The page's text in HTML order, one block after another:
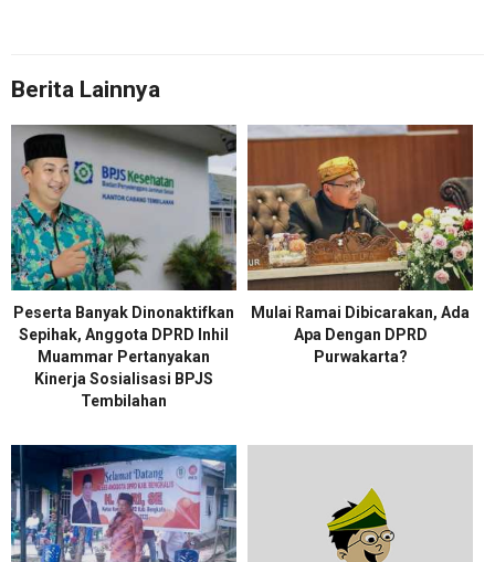
Berita Lainnya
Peserta Banyak Dinonaktifkan
Sepihak, Anggota DPRD Inhil
Muammar Pertanyakan
Kinerja Sosialisasi BPJS
Tembilahan
Mulai Ramai Dibicarakan, Ada
Apa Dengan DPRD
Purwakarta?